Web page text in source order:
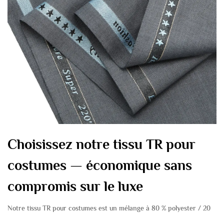
Choisissez notre tissu TR pour
costumes — économique sans
compromis sur le luxe
Notre tissu TR pour costumes est un mélange à 80 % polyester / 20